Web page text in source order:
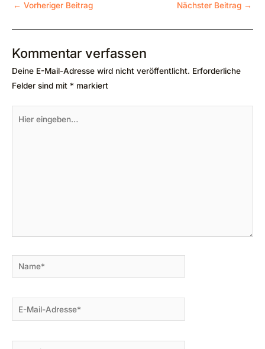
← Vorheriger Beitrag Nächster Beitrag →
Kommentar verfassen
Deine E-Mail-Adresse wird nicht veröffentlicht. Erforderliche
Felder sind mit * markiert
eingeben…
Name*
E-
Mail-
Website